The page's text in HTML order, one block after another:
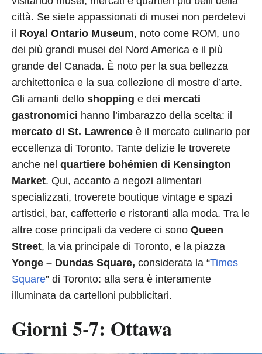
città. Se siete appassionati di musei non perdetevi
il Royal Ontario Museum, noto come ROM, uno
dei più grandi musei del Nord America e il più
grande del Canada. È noto per la sua bellezza
architettonica e la sua collezione di mostre d’arte.
Gli amanti dello shopping e dei mercati
gastronomici hanno l’imbarazzo della scelta: il
mercato di St. Lawrence è il mercato culinario per
eccellenza di Toronto. Tante delizie le troverete
anche nel quartiere bohémien di Kensington
Market. Qui, accanto a negozi alimentari
specializzati, troverete boutique vintage e spazi
artistici, bar, caffetterie e ristoranti alla moda. Tra le
altre cose principali da vedere ci sono Queen
Street, la via principale di Toronto, e la piazza
Yonge – Dundas Square, considerata la “Times
Square” di Toronto: alla sera è interamente
illuminata da cartelloni pubblicitari.
Giorni 5-7: Ottawa